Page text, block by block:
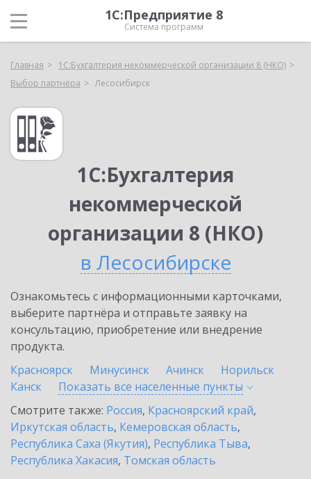
1С:Предприятие 8
Система программ
Главная
1С:Бухгалтерия некоммерческой организации 8 (НКО)
Выбор партнёра
Лесосибирск
1С:Бухгалтерия
некоммерческой
организации 8 (НКО)
в Лесосибирске
Ознакомьтесь с информационными карточками,
выберите партнёра и отправьте заявку на
консультацию, приобретение или внедрение
продукта.
Красноярск
Минусинск Ачинск
Норильск
Канск
Показать все населенные пункты
Смотрите также: Россия, Красноярский край,
Иркутская область, Кемеровская область,
Республика Саха (Якутия), Республика Тыва,
Республика Хакасия, Томская область